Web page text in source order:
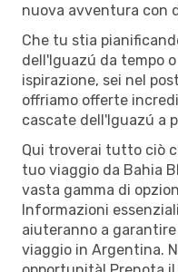
nuova avventura con
Che tu stia
dell'Iguazú da tempo
ispirazione, sei nel
offriamo offerte
cascate dell'Iguazú a
Qui troverai tutto ciò
tuo viaggio da Bahia
vasta gamma di
Informazioni
aiuteranno a
viaggio in Argentina.